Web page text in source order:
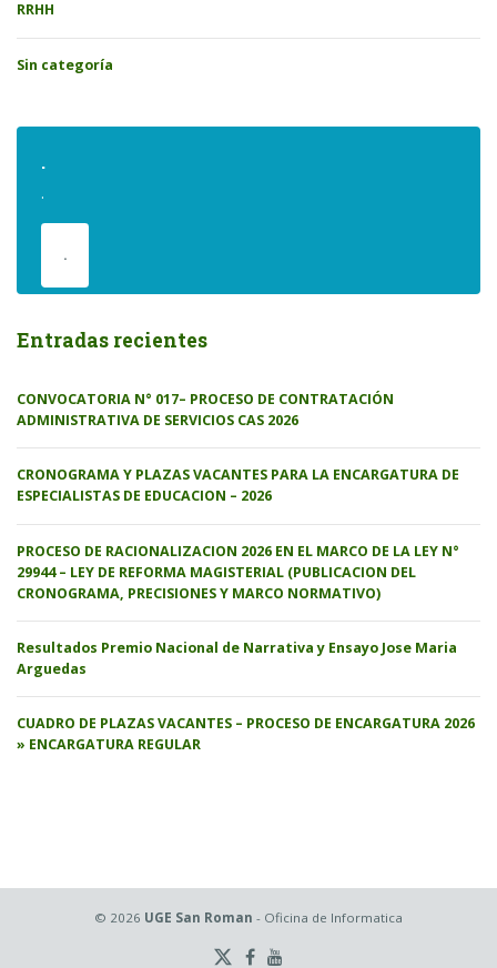
RRHH
Sin categoría
.
.
.
Entradas recientes
CONVOCATORIA N° 017– PROCESO DE CONTRATACIÓN
ADMINISTRATIVA DE SERVICIOS CAS 2026
CRONOGRAMA Y PLAZAS VACANTES PARA LA ENCARGATURA DE
ESPECIALISTAS DE EDUCACION – 2026
PROCESO DE RACIONALIZACION 2026 EN EL MARCO DE LA LEY N°
29944 – LEY DE REFORMA MAGISTERIAL (PUBLICACION DEL
CRONOGRAMA, PRECISIONES Y MARCO NORMATIVO)
Resultados Premio Nacional de Narrativa y Ensayo Jose Maria
Arguedas
CUADRO DE PLAZAS VACANTES – PROCESO DE ENCARGATURA 2026
» ENCARGATURA REGULAR
© 2026 UGE San Roman - Oficina de Informatica